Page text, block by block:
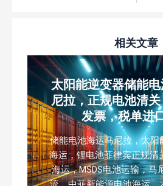
相关文章
太阳能逆变器储能
尼拉，正规电池清
发票，税单进
储能电池海运马尼拉，太阳
海运，锂电池菲律宾正规清
海运，MSDS电池运输，马